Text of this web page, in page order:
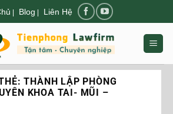
| Blog | Liên Hệ
THÀNH LẬP PHÒNG
KHOA TAI- MŨI –